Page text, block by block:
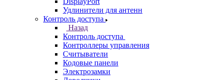
Удлинители для антенн
Контроль доступа
Назад
Контроль доступа
Контроллеры управления
Считыватели
Кодовые панели
Электрозамки